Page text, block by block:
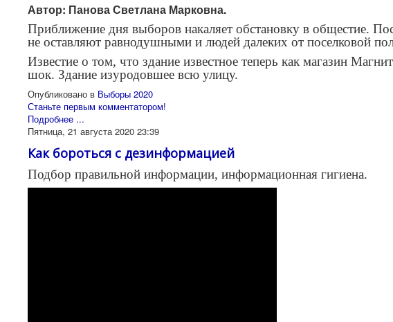
Автор: Панова Светлана Марковна.
Приближение дня выборов накаляет обстановку в общестие.
не оставляют равнодушными и людей далеких от поселковой
Известие о том, что здание известное теперь как магазин
шок. Здание изуродовшее всю улицу.
Опубликовано в Выборы 2020
Станьте первым комментатором!
Подробнее ...
Пятница, 21 августа 2020 23:39
Как бороться с дезинформацией
Подбор правильной информации, информационная гигиена.